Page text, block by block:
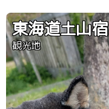
東海道土山宿
観光地